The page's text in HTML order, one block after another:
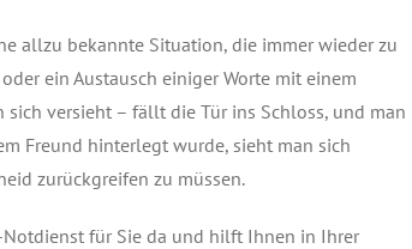
allzu bekannte Situation, die immer wieder zu
ein Austausch einiger Worte mit einem
sich versieht – fällt die Tür ins Schloss, und man
Freund hinterlegt wurde, sieht man sich
zurückgreifen zu müssen.
für Sie da und hilft Ihnen in Ihrer